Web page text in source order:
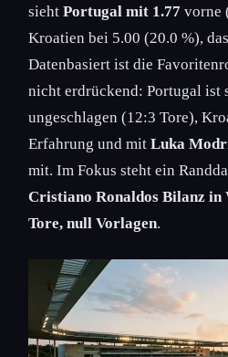
sieht Portugal mit 1.77 vorne
Kroatien bei 5.00 (20.0 %),
Datenbasiert ist die
nicht erdrückend: Portugal ist
ungeschlagen (12:3 Tore),
Erfahrung und mit Luka
mit. Im Fokus steht ein
Cristiano Ronaldos Bilanz
Tore, null Vorlagen.